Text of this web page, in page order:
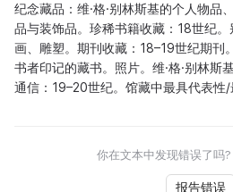
纪念藏品：维·格·别林斯基的个人物品
品与装饰品。珍稀书籍收藏：18世纪
画、雕塑。期刊收藏：18–19世纪期刊
书者印记的藏书。照片。维·格·别林
通信：19–20世纪。馆藏中最具代表性/
你在文本中发现错误了吗
报告错误